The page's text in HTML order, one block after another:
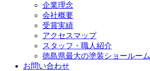
企業理念
会社概要
受賞実績
アクセスマップ
スタッフ・職人紹介
徳島県最大の塗装ショールーム
お問い合わせ